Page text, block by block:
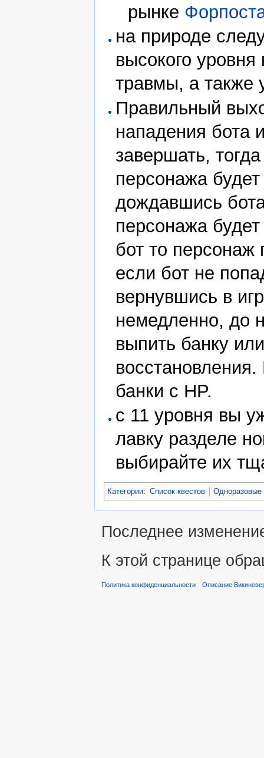
рынке
на природе
высокого
травмы, а также
Правильный
нападения бота
завершать,
персонажа
дождавшись
персонажа
бот то персонаж
если бот не
вернувшись в
немедленно, до
выпить банку
банки с HP.
с 11 уровня вы
лавку разделе
выбирайте их
Категории: Список квестов Одноразовые
Последнее
К этой странице
Политика конфиденциальности Описание